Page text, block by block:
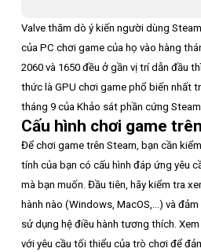
Valve thăm dò ý kiến ​​người dùng
của PC chơi game của họ vào hàng
2060 và 1650 đều ở gần vị trí dẫn đầu
thức là GPU chơi game phổ biến nhất
tháng 9 của Khảo sát phần cứng
Cấu hình chơi game
Để chơi game trên Steam, bạn cần
tính của bạn có cấu hình đáp ứng yêu
mà bạn muốn. Đầu tiên, hãy kiểm tra
hành nào (Windows, MacOS,...) và
sử dụng hệ điều hành tương thích.
với yêu cầu tối thiểu của trò chơi để